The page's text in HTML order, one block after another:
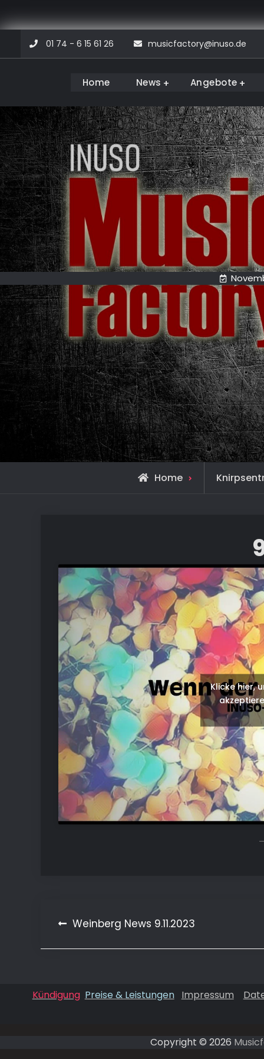
content
01 74 - 6 15 61 26 musicfactory@inuso.de
Musicfactory
Home News Angebote
Home
Klicke hier,
Beitragsnavigation
Weinberg News 9.11.2023
Kündigung Preise & Leistungen Impressum
Copyright © 2026